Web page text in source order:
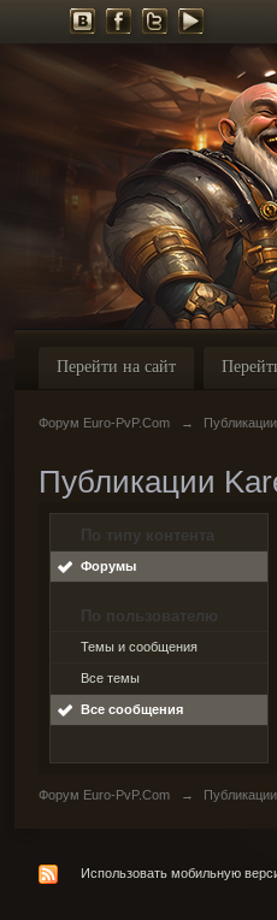
Перейти на сайт
Форум Euro-PvP.Com →
Публикации
По типу контента
Форумы
По пользователю
Темы и сообщения
Все темы
Все сообщения
Форум Euro-PvP.Com →
Использовать мобильную